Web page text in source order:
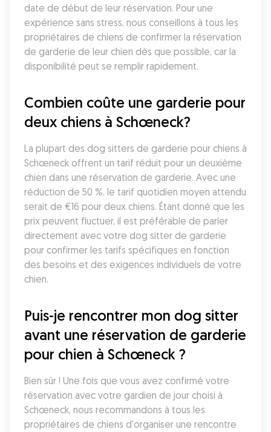
date de début de leur réservation. Pour une
expérience sans stress, nous conseillons à tous les
propriétaires de chiens de confirmer la réservation
de garderie de leur chien dès que possible, car la
disponibilité peut se remplir rapidement.
Combien coûte une garderie pour
deux chiens à Schœneck?
La plupart des dog sitters de garderie pour chiens à
Schœneck offrent un tarif réduit pour un deuxième
chien dans une réservation de garderie. Avec une
réduction de 50 %, le tarif quotidien moyen attendu
serait de €16 pour deux chiens. Étant donné que les
prix peuvent fluctuer, il est préférable de parler
directement avec votre dog sitter de garderie
pour confirmer les tarifs spécifiques en fonction
des besoins et des exigences individuels de votre
chien.
Puis-je rencontrer mon dog sitter
avant une réservation de garderie
pour chien à Schœneck ?
Bien sûr ! Une fois que vous avez confirmé votre
réservation avec votre gardien de jour choisi à
Schœneck, nous recommandons à tous les
propriétaires de chiens d'organiser une rencontre